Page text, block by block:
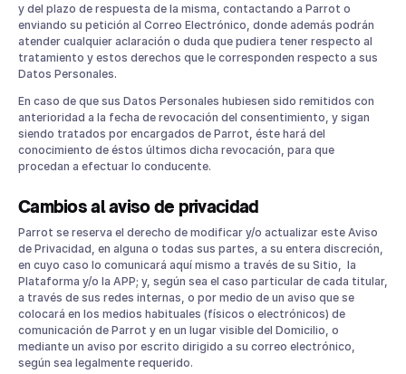
y del plazo de respuesta de la misma, contactando a Parrot o
enviando su petición al Correo Electrónico, donde además podrán
atender cualquier aclaración o duda que pudiera tener respecto al
tratamiento y estos derechos que le corresponden respecto a sus
Datos Personales.
En caso de que sus Datos Personales hubiesen sido remitidos con
anterioridad a la fecha de revocación del consentimiento, y sigan
siendo tratados por encargados de Parrot, éste hará del
conocimiento de éstos últimos dicha revocación, para que
procedan a efectuar lo conducente.
Cambios al aviso de privacidad
Parrot se reserva el derecho de modificar y/o actualizar este Aviso
de Privacidad, en alguna o todas sus partes, a su entera discreción,
en cuyo caso lo comunicará aquí mismo a través de su Sitio, la
Plataforma y/o la APP; y, según sea el caso particular de cada titular,
a través de sus redes internas, o por medio de un aviso que se
colocará en los medios habituales (físicos o electrónicos) de
comunicación de Parrot y en un lugar visible del Domicilio, o
mediante un aviso por escrito dirigido a su correo electrónico,
según sea legalmente requerido.